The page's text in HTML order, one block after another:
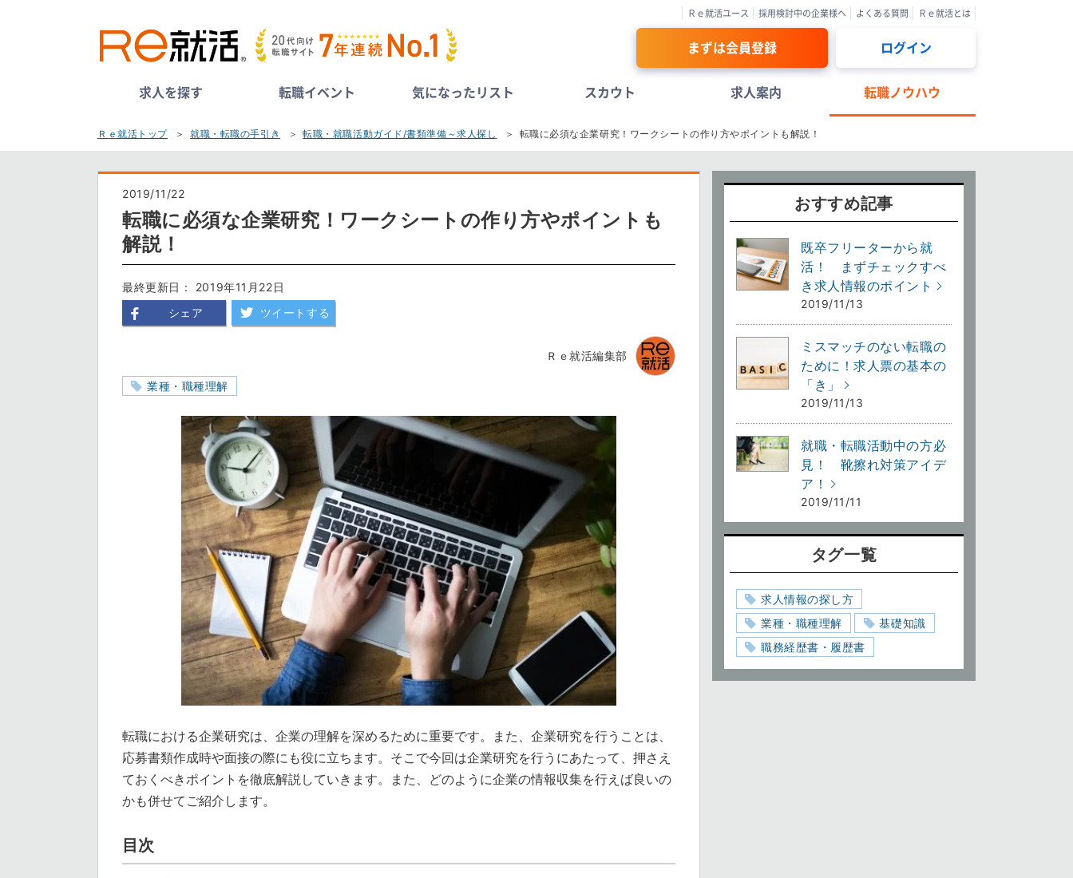
Ｒｅ就活ユース 採用検討中の企業様へ よくある質問 Ｒｅ就活とは
まずは会員登録 ログイン
求人を探す 転職イベント 気になったリスト スカウト 求人案内 転職ノウハウ
Ｒｅ就活トップ 就職・転職の手引き 転職・就職活動ガイド/書類準備～求人探し 転職に必須な企業研究！ワークシートの作り方やポイントも解説！
2019/11/22
転職に必須な企業研究！ワークシートの作り方やポイントも
解説！
最終更新日： 2019年11月22日
シェア
ツイートする
Ｒｅ就活編集部
業種・職種理解
転職における企業研究は、企業の理解を深めるために重要です。また、企業研究を行うことは、
応募書類作成時や面接の際にも役に立ちます。そこで今回は企業研究を行うにあたって、押さえ
ておくべきポイントを徹底解説していきます。また、どのように企業の情報収集を行えば良いの
かも併せてご紹介します。
目次
おすすめ記事
既卒フリーターから就
活！ まずチェックすべ
き求人情報のポイント
2019/11/13
ミスマッチのない転職の
ために！求人票の基本の
「き」
2019/11/13
就職・転職活動中の方必
見！ 靴擦れ対策アイデ
ア！
2019/11/11
タグ一覧
求人情報の探し方
業種・職種理解
基礎知識
職務経歴書・履歴書